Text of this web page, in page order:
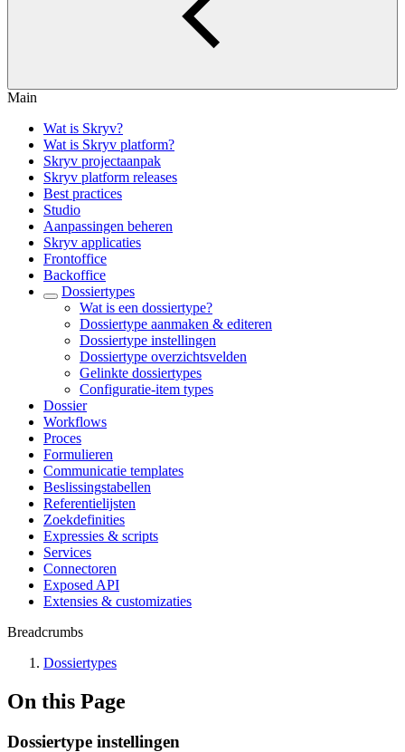
Main
Wat is Skryv?
Wat is Skryv platform?
Skryv projectaanpak
Skryv platform releases
Best practices
Studio
Aanpassingen beheren
Skryv applicaties
Frontoffice
Backoffice
Dossiertypes
Wat is een dossiertype?
Dossiertype aanmaken & editeren
Dossiertype instellingen
Dossiertype overzichtsvelden
Gelinkte dossiertypes
Configuratie-item types
Dossier
Workflows
Proces
Formulieren
Communicatie templates
Beslissingstabellen
Referentielijsten
Zoekdefinities
Expressies & scripts
Services
Connectoren
Exposed API
Extensies & customizaties
Breadcrumbs
Dossiertypes
On this Page
Dossiertype instellingen